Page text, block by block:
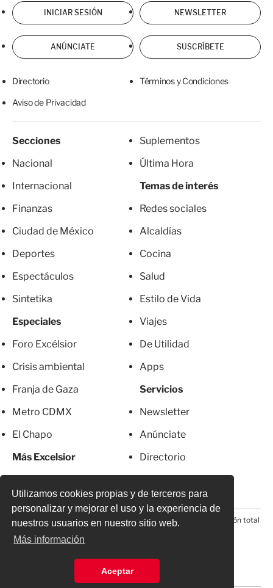
Utilizamos cookies propias y de terceros para
personalizar y mejorar el uso y la experiencia de
nuestros usuarios en nuestro sitio web.
Más información
Aceptar
INICIAR SESIÓN NEWSLETTER
ANÚNCIATE SUSCRÍBETE
Directorio Términos y Condiciones
Aviso de Privacidad
Secciones
Nacional
Internacional
Finanzas
Ciudad de México
Deportes
Espectáculos
Sintetika
Especiales
Foro Excélsior
Crisis ambiental
Franja de Gaza
Metro CDMX
El Chapo
Más Excelsior
Suplementos
Última Hora
Temas de interés
Redes sociales
Alcaldías
Cocina
Salud
Estilo de Vida
Viajes
De Utilidad
Apps
Servicios
Newsletter
Anúnciate
Directorio
© 2026 Todos los derechos reservados. Prohibida la reproducción total
o parcial, incluyendo cualquier medio electrónico*